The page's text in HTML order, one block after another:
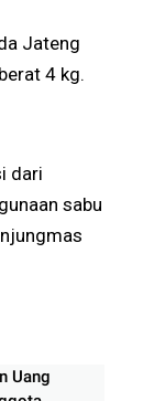
Jateng
4 kg.
dari
sabu
Uang